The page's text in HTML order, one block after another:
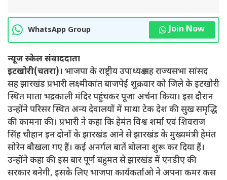
WhatsApp Group Join Now
न्यूज स्केल संवाददाता
इटखोरी(चतरा)। भाजपा के राष्ट्रीय उपाध्यक्ष सह राज्यसभा सांसद
सह झारखंड प्रभारी लक्ष्मीकांत बाजपेई शुक्रवार को जिले के इटखोरी
स्थित माता भद्रकाली मंदिर पहुंचकर पूजा अर्चना किया। इस दौरान
उन्होंने परिसर स्थित अन्य देवालयों में माथा टेक देश की सुख समृद्धि
की कामना की। प्रभारी ने कहा कि हेमंत विश्व शर्मा एवं शिवराज
सिंह चौहान इन दोनों के झारखंड आने से झारखंड के मुख्यमंत्री हेमंत
सोरेन बौखला गए हैं। कई अनर्गल बातें बोलना शुरू कर दिया हैं।
उन्होंने कहा की इस बार पूर्ण बहुमत से झारखंड में एनडीए की
सरकार बनेगी, इसके लिए भाजपा कार्यकर्ताओ ने अपना कमर कस